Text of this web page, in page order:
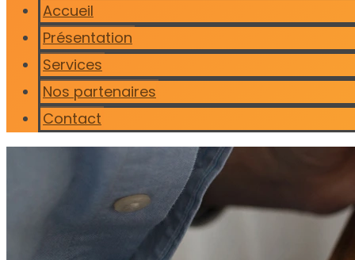
Accueil
Présentation
Services
Nos partenaires
Contact